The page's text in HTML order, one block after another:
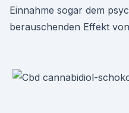
Einnahme sogar dem
berauschenden Effekt